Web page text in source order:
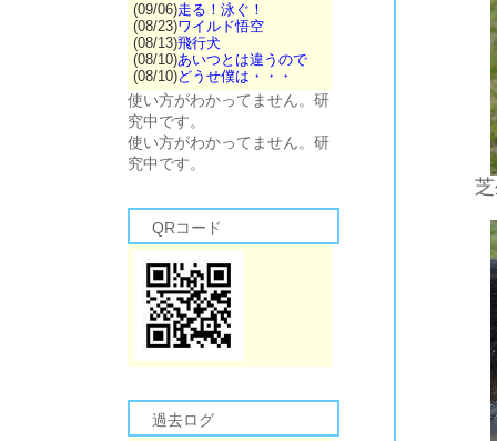
(09/06)走る！泳ぐ！
(08/23)ワイルド悟空
(08/13)飛行犬
(08/10)あいつとは違うので
(08/10)どうせ僕は・・・
使い方がわかってません。研
究中です。
使い方がわかってません。研
究中です。
QRコード
過去ログ